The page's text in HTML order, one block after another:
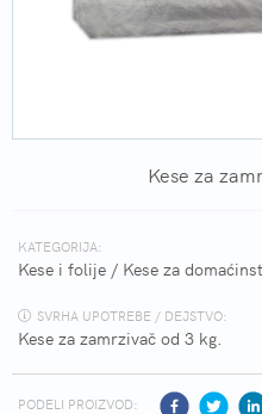
Kese za
KATEGORIJA:
Kese i folije / Kese za
SVRHA UPOTREBE / DEJSTVO:
Kese za zamrzivač od 3 kg.
PODELI PROIZVOD: